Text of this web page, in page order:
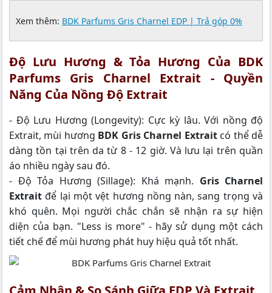
Xem thêm: BDK Parfums Gris Charnel EDP | Trả góp 0%
Độ Lưu Hương & Tỏa Hương Của BDK
Parfums Gris Charnel Extrait - Quyền
Năng Của Nồng Độ Extrait
- Độ Lưu Hương (Longevity): Cực kỳ lâu. Với nồng độ
Extrait, mùi hương BDK Gris Charnel Extrait có thể dễ
dàng tồn tại trên da từ 8 - 12 giờ. Và lưu lại trên quần
áo nhiều ngày sau đó.
- Độ Tỏa Hương (Sillage): Khá mạnh. Gris Charnel
Extrait để lại một vệt hương nồng nàn, sang trọng và
khó quên. Mọi người chắc chắn sẽ nhận ra sự hiện
diện của bạn. "Less is more" - hãy sử dụng một cách
tiết chế để mùi hương phát huy hiệu quả tốt nhất.